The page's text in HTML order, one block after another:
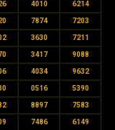
4010 6214
7874 7203
3630 7211
3417 9088
4034 9632
0516 5390
8897 7583
7486 6149